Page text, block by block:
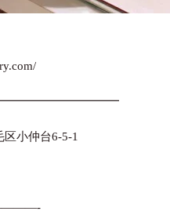
小仲台6-5-1